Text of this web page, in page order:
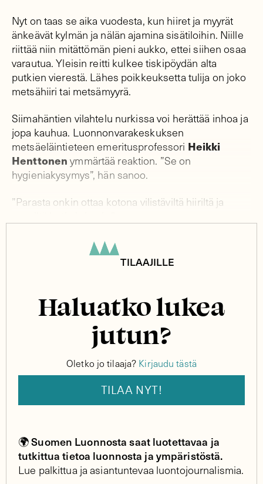
Nyt on taas se aika vuodesta, kun hiiret ja myyrät
änkeävät kylmän ja nälän ajamina sisätiloihin. Niille
riittää niin mitättömän pieni aukko, ettei siihen osaa
varautua. Yleisin reitti kulkee tiskipöydän alta
putkien vierestä. Lähes poikkeuksetta tulija on joko
metsähiiri tai metsämyyrä.
Siimahäntien vilahtelu nurkissa voi herättää inhoa ja
jopa kauhua. Luonnonvarakeskuksen
metsäeläintieteen emeritusprofessori Heikki
Henttonen ymmärtää reaktion. ”Se on
hygieniakysymys”, hän sanoo.
”Parasta onkin ottaa kotona vilistäviltä hiiriltä ja
TILAAJILLE
Haluatko lukea
jutun?
Oletko jo tilaaja? Kirjaudu tästä
TILAA NYT!
🌍Suomen Luonnosta saat luotettavaa ja
tutkittua tietoa luonnosta ja ympäristöstä.
Lue palkittua ja asiantuntevaa luontojournalismia.